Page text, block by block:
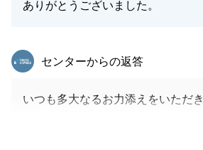
ありがとうございました。
東急リバブル
センターからの返答
いつも多大なるお力添えをいただ